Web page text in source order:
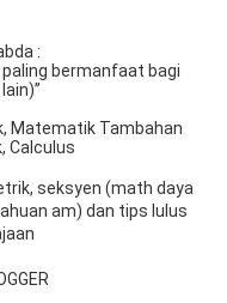
:
bermanfaat bagi
Matematik Tambahan
Calculus
seksyen (math daya
am) dan tips lulus